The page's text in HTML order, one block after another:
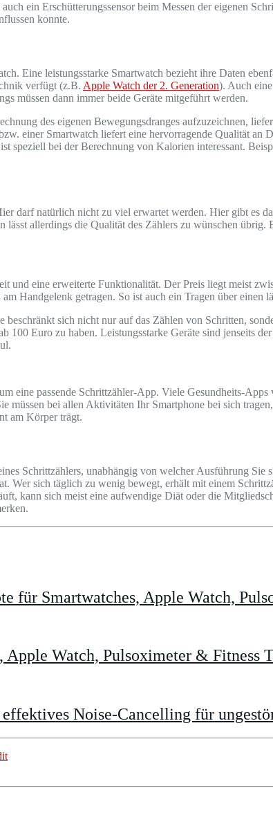
ein Erschütterungssensor beim Messen der eigenen
konnte.
Eine leistungsstarke Smartwatch bezieht ihre Daten
verfügt (z.B. Apple Watch der 2. Generation). Auch
müssen dann immer beide Geräte mitgeführt werden.
des eigenen Bewegungsdranges aufzuzeichnen,
einer Smartwatch liefert eine hervorragende Qualität an
speziell bei der Berechnung von Kalorien interessant.
darf natürlich nicht zu viel erwartet werden. Hier gibt es
allerdings die Qualität des Zählers zu wünschen
und eine erweiterte Funktionalität. Der Preis liegt meist
Handgelenk getragen. So ist auch ein Tragen über einen
sich nicht nur auf das Zählen von Schritten,
Euro zu haben. Leistungsstarke Geräte sind jenseits
eine passende Schrittzähler-App. Viele Gesundheits-
bei allen Aktivitäten Ihr Smartphone bei sich
am Körper trägt.
Schrittzählers, unabhängig von welcher Ausführung Sie
Wer sich täglich zu wenig bewegt, erhält mit einem
kann sich meist eine aufwendige Diät oder die
für Smartwatches, Apple Watch,
Watch, Pulsoximeter & Fitness
Noise-Cancelling für